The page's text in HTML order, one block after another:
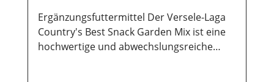
Ergänzungsfuttermittel Der Versele-Laga
Country's Best Snack Garden Mix ist eine
hochwertige und abwechslungsreiche